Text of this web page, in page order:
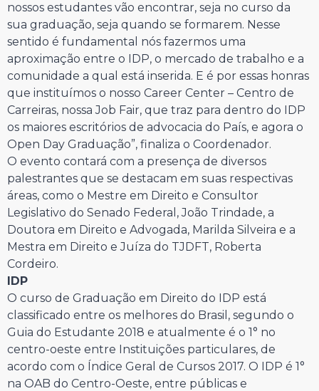
nossos estudantes vão encontrar, seja no curso da
sua graduação, seja quando se formarem. Nesse
sentido é fundamental nós fazermos uma
aproximação entre o IDP, o mercado de trabalho e a
comunidade a qual está inserida. E é por essas honras
que instituímos o nosso Career Center – Centro de
Carreiras, nossa Job Fair, que traz para dentro do IDP
os maiores escritórios de advocacia do País, e agora o
Open Day Graduação”, finaliza o Coordenador.
O evento contará com a presença de diversos
palestrantes que se destacam em suas respectivas
áreas, como o Mestre em Direito e Consultor
Legislativo do Senado Federal, João Trindade, a
Doutora em Direito e Advogada, Marilda Silveira e a
Mestra em Direito e Juíza do TJDFT, Roberta
Cordeiro.
IDP
O curso de Graduação em Direito do IDP está
classificado entre os melhores do Brasil, segundo o
Guia do Estudante 2018 e atualmente é o 1° no
centro-oeste entre Instituições particulares, de
acordo com o Índice Geral de Cursos 2017. O IDP é 1°
na OAB do Centro-Oeste, entre públicas e